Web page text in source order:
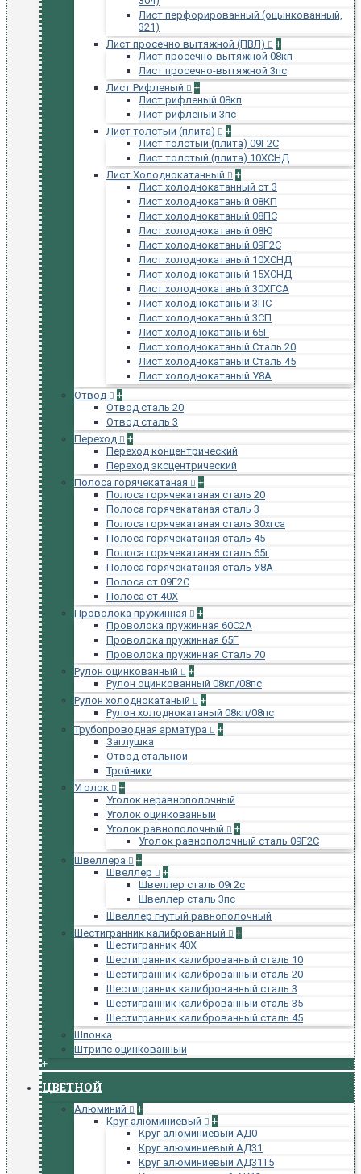
Лист перфорированный (оцынкованный,
321)
Лист просечно вытяжной (ПВЛ)
+
Лист просечно-вытяжной 08кп
Лист просечно-вытяжной 3пс
Лист Рифленый
+
Лист рифленый 08кп
Лист рифленый 3пс
Лист толстый (плита)
+
Лист толстый (плита) 09Г2С
Лист толстый (плита) 10ХСНД
Лист Холоднокатанный
+
Лист холоднокатанный ст 3
Лист холоднокатаный 08КП
Лист холоднокатаный 08ПС
Лист холоднокатаный 08Ю
Лист холоднокатаный 09Г2С
Лист холоднокатаный 10ХСНД
Лист холоднокатаный 15ХСНД
Лист холоднокатаный 30ХГСА
Лист холоднокатаный 3ПС
Лист холоднокатаный 3СП
Лист холоднокатаный 65Г
Лист холоднокатаный Сталь 20
Лист холоднокатаный Сталь 45
Лист холоднокатаный У8А
Отвод
+
Отвод сталь 20
Отвод сталь 3
Переход
+
Переход концентрический
Переход эксцентрический
Полоса горячекатаная
+
Полоса горячекатаная сталь 20
Полоса горячекатаная сталь 3
Полоса горячекатаная сталь 30хгса
Полоса горячекатаная сталь 45
Полоса горячекатаная сталь 65г
Полоса горячекатаная сталь У8А
Полоса ст 09Г2С
Полоса ст 40Х
Проволока пружинная
+
Проволока пружинная 60С2А
Проволока пружинная 65Г
Проволока пружинная Сталь 70
Рулон оцинкованный
+
Рулон оцинкованный 08кп/08пс
Рулон холоднокатаный
+
Рулон холоднокатаный 08кп/08пс
Трубопроводная арматура
+
Заглушка
Отвод стальной
Тройники
Уголок
+
Уголок неравнополочный
Уголок оцинкованный
Уголок равнополочный
+
Уголок равнополочный сталь 09Г2С
Швеллера
+
Швеллер
+
Швеллер сталь 09г2с
Швеллер сталь 3пс
Швеллер гнутый равнополочный
Шестигранник калиброванный
+
Шестигранник 40Х
Шестигранник калиброванный сталь 10
Шестигранник калиброванный сталь 20
Шестигранник калиброванный сталь 3
Шестигранник калиброванный сталь 35
Шестигранник калиброванный сталь 45
Шпонка
Штрипс оцинкованный
+
ЦВЕТНОЙ
Алюминий
+
Круг алюминиевый
+
Круг алюминиевый АД0
Круг алюминиевый АД31
Круг алюминиевый АД31Т5